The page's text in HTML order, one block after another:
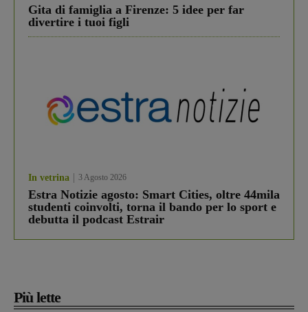
Gita di famiglia a Firenze: 5 idee per far
divertire i tuoi figli
In vetrina 3 Agosto 2026
Estra Notizie agosto: Smart Cities, oltre 44mila
studenti coinvolti, torna il bando per lo sport e
debutta il podcast Estrair
Più lette